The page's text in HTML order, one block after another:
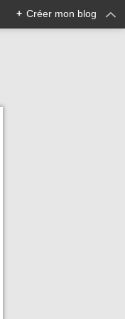
+ Créer mon blog